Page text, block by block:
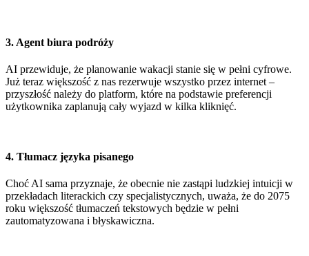
3. Agent biura podróży
AI przewiduje, że planowanie wakacji stanie się w pełni cyfrowe.
Już teraz większość z nas rezerwuje wszystko przez internet –
przyszłość należy do platform, które na podstawie preferencji
użytkownika zaplanują cały wyjazd w kilka kliknięć.
4. Tłumacz języka pisanego
Choć AI sama przyznaje, że obecnie nie zastąpi ludzkiej intuicji w
przekładach literackich czy specjalistycznych, uważa, że do 2075
roku większość tłumaczeń tekstowych będzie w pełni
zautomatyzowana i błyskawiczna.